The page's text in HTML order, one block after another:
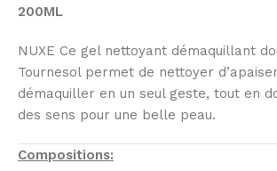
200ML
NUXE Ce gel nettoyant démaquillant
Tournesol permet de nettoyer
démaquiller en un seul geste, tout en
des sens pour une belle peau.
Compositions: